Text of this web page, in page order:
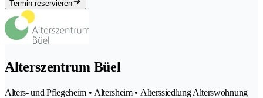
Termin reservieren
Alterszentrum Büel
Alters- und Pflegeheim • Altersheim • Alterssiedlung Alterswohnung